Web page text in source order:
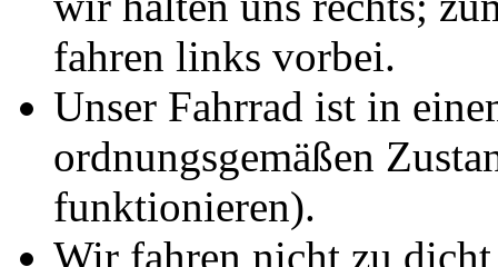
fahren links vorbei.
Unser Fahrrad ist in
ordnungsgemäßen
funktionieren).
Wir fahren nicht zu